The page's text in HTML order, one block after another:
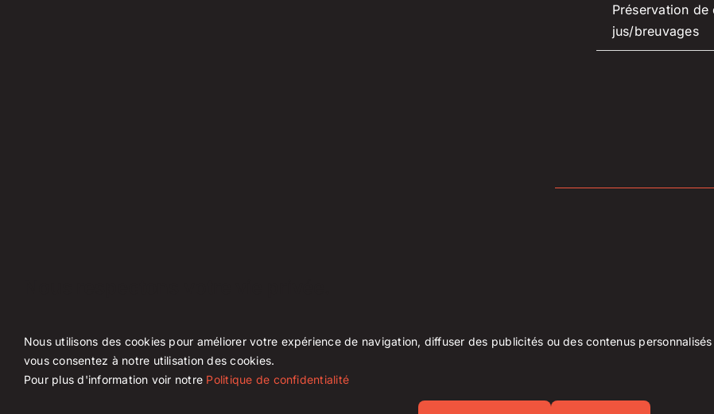
Préservation
jus/breuvages
3000 avenue José-Maria-Rosell
Saint-Hyacinthe, Québec, J2S 2M2
Nous utilisons des cookies pour améliorer votre expérience de navigation, diffuser des publicités ou des contenus
vous consentez à notre utilisation des cookies.
Pour plus d'information voir notre Politique de confidentialité